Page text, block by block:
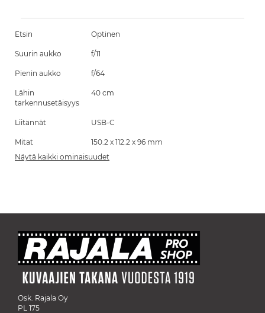
Etsin Optinen
Suurin aukko f/11
Pienin aukko f/64
Lähin
tarkennusetäisyys
40 cm
Liitännät USB-C
Mitat
150.2 x 112.2 x 96 mm
Näytä kaikki ominaisuudet
Osk. Rajala Oy
PL 175